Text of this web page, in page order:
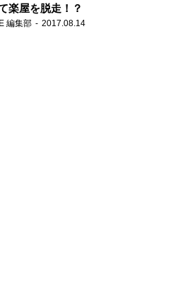
楽屋を脱走！？
編集部 2017.08.14